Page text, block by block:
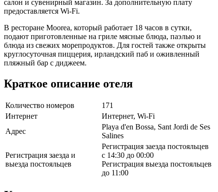
салон и сувенирный магазин. За дополнительную плату
предоставляется Wi-Fi.
В ресторане Moorea, который работает 18 часов в сутки,
подают приготовленные на гриле мясные блюда, паэлью и
блюда из свежих морепродуктов. Для гостей также открыты
круглосуточная пиццерия, ирландский паб и оживленный
пляжный бар с диджеем.
Краткое описание отеля
Количество номеров
171
Интернет
Интернет, Wi-Fi
Адрес
Playa d'en Bossa, Sant Jordi de Ses
Salines
Регистрация заезда и
выезда постояльцев
Регистрация заезда постояльцев
с 14:30 до 00:00
Регистрация выезда постояльцев
до 11:00